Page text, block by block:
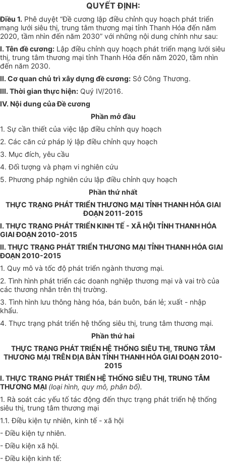
QUYẾT ĐỊNH:
Điều 1. Phê duyệt “Đề cương lập điều chỉnh quy hoạch phát triển
mạng lưới siêu thị, trung tâm thương mại tỉnh Thanh Hóa đến năm
2020, tầm nhìn đến năm 2030” với những nội dung chính như sau:
I. Tên đề cương: Lập điều chỉnh quy hoạch phát triển mạng lưới siêu
thị, trung tâm thương mại tỉnh Thanh Hóa đến năm 2020, tầm nhìn
đến năm 2030.
II. Cơ quan chủ trì xây dựng đề cương: Sở Công Thương.
III. Thời gian thực hiện: Quý IV/2016.
IV. Nội dung của Đề cương
Phần mở đầu
1. Sự cần thiết của việc lập điều chỉnh quy hoạch
2. Các căn cứ pháp lý lập điều chỉnh quy hoạch
3. Mục đích, yêu cầu
4. Đối tượng và phạm vi nghiên cứu
5. Phương pháp nghiên cứu lập điều chỉnh quy hoạch
Phần thứ nhất
THỰC TRẠNG PHÁT TRIỂN THƯƠNG MẠI TỈNH THANH HÓA GIAI
ĐOẠN 2011-2015
I. THỰC TRẠNG PHÁT TRIỂN KINH TẾ - XÃ HỘI TỈNH THANH HÓA
GIAI ĐOẠN 2010-2015
II. THỰC TRẠNG PHÁT TRIỂN THƯƠNG MẠI TỈNH THANH HÓA GIAI
ĐOẠN 2010-2015
1. Quy mô và tốc độ phát triển ngành thương mại.
2. Tình hình phát triển các doanh nghiệp thương mại và vai trò của
các thương nhân trên thị trường.
3. Tình hình lưu thông hàng hóa, bán buôn, bán lẻ; xuất - nhập
khẩu.
4. Thực trạng phát triển hệ thống siêu thị, trung tâm thương mại.
Phần thứ hai
THỰC TRẠNG PHÁT TRIỂN HỆ THỐNG SIÊU THỊ, TRUNG TÂM
THƯƠNG MẠI TRÊN ĐỊA BÀN TỈNH THANH HÓA GIAI ĐOẠN 2010-
2015
I. THỰC TRẠNG PHÁT TRIỂN HỆ THỐNG SIÊU THỊ, TRUNG TÂM
THƯƠNG MẠI (loại hình, quy mô, phân bố).
1. Rà soát các yếu tố tác động đến thực trạng phát triển hệ thống
siêu thị, trung tâm thương mại
1.1. Điều kiện tự nhiên, kinh tế - xã hội
- Điều kiện tự nhiên.
- Điều kiện xã hội.
- Điều kiện kinh tế: